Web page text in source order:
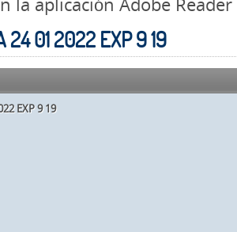
24 01 2022 EXP 9 19
EXP 9 19